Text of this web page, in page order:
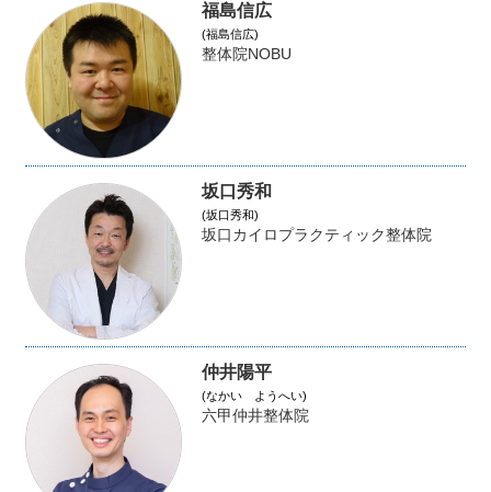
福島信広
(福島信広)
整体院NOBU
坂口秀和
(坂口秀和)
坂口カイロプラクティック整体院
仲井陽平
(なかい ようへい)
六甲仲井整体院